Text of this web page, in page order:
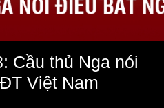
Cầu thủ Nga nói
Việt Nam